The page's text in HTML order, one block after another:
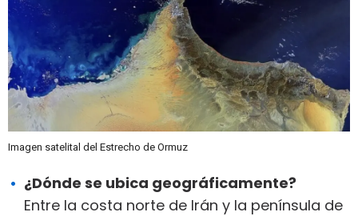
Imagen satelital del Estrecho de Ormuz
¿Dónde se ubica geográficamente?
Entre la costa norte de Irán y la península de